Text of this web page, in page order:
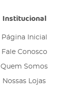
Institucional
Página Inicial
Fale Conosco
Quem Somos
Nossas Lojas